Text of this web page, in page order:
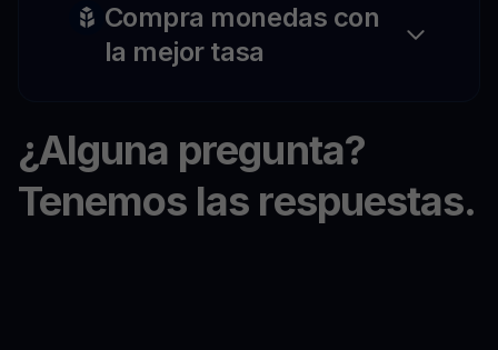
Compra monedas con
la mejor tasa
¿Alguna pregunta?
Tenemos las respuestas.